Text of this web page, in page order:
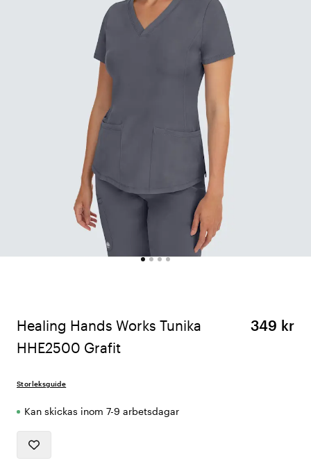
Healing Hands Works Tunika
HHE2500 Grafit
349 kr
Storleksguide
Kan skickas inom 7-9 arbetsdagar